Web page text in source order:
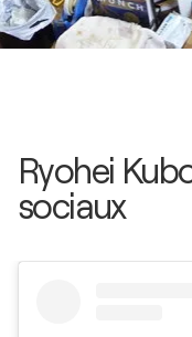
Ryohei
sociaux